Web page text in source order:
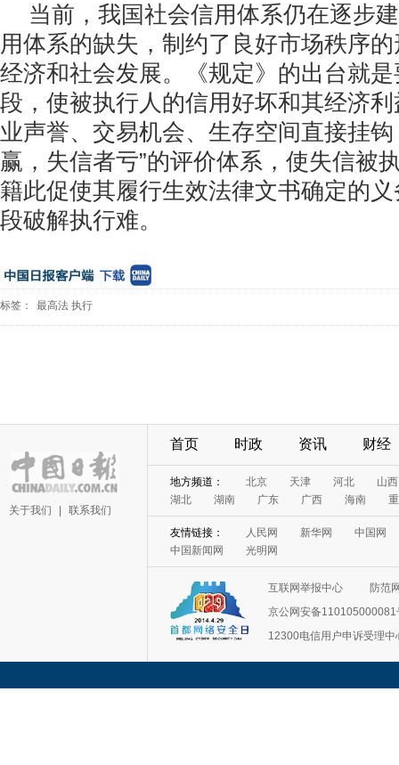
当前，我国社会信用体系仍在逐步
用体系的缺失，制约了良好市场秩序
经济和社会发展。《规定》的出台就
段，使被执行人的信用好坏和其经济
业声誉、交易机会、生存空间直接挂钩
赢，失信者亏”的评价体系，使失信被
籍此促使其履行生效法律文书确定的
段破解执行难。
标签： 最高法 执行
关于我们 联系我们
首页 时政 资讯 财经
地方频道： 北京 天津 河北
山西
湖北
湖南 广东 广西 海南
友情链接： 人民网 新华网
中国网
中国新闻网
光明网
互联网举报中心
防范
京公网安备110105000081
12300电信用户申诉受理中